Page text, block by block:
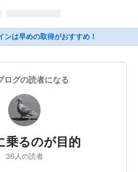
ンは早めの取得がおすすめ！
ログの読者になる
乗るのが目的
36人の読者